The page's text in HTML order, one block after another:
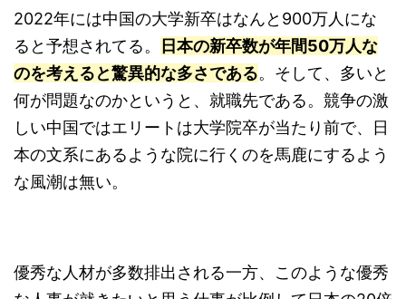
2022年には中国の大学新卒はなんと900万人にな
ると予想されてる。
日本の新卒数が年間50万人な
のを考えると驚異的な多さである。そして、多いと
何が問題なのかというと、就職先である。競争の激
しい中国ではエリートは大学院卒が当たり前で、日
本の文系にあるような院に行くのを馬鹿にするよう
な風潮は無い。
優秀な人材が多数排出される一方、このような優秀